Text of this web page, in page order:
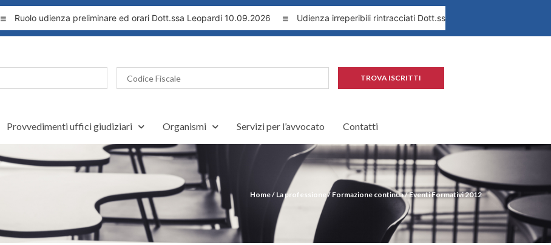
Ruolo udienza preliminare ed orari Dott.ssa Leopardi 10.09.2026 Udienza irreperibili rintracciati Dott.ssa Leopardi 1.09.2026
TROVA ISCRITTI
Provvedimenti uffici giudiziari Organismi Servizi per l’avvocato Contatti
Home/ La professione/ Formazione continua/Eventi Formativi 2012